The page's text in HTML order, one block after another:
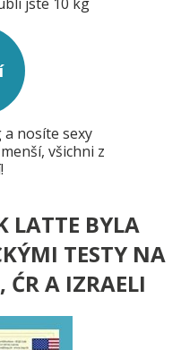
nosíte sexy
všichni z
LATTE BYLA
TESTY NA
A IZRAELI